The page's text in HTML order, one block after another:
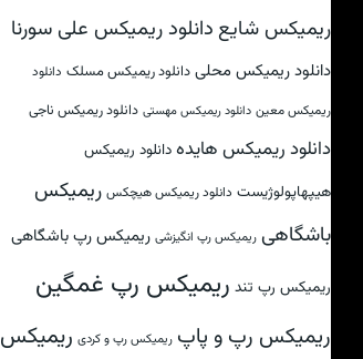
ریمیکس شایع دانلود ریمیکس علی سورنا
دانلود ریمیکس محلی دانلود ریمیکس مسلک دانلود
ریمیکس معین دانلود ریمیکس مهستی دانلود ریمیکس ناجی
دانلود ریمیکس هایده دانلود ریمیکس
هیپهاپولوژیست دانلود ریمیکس هیچکس ریمیکس
باشگاهی ریمیکس رپ انگیزشی ریمیکس رپ باشگاهی
ریمیکس رپ تند ریمیکس رپ غمگین
ریمیکس رپ و پاپ ریمیکس رپ و کردی ریمیکس